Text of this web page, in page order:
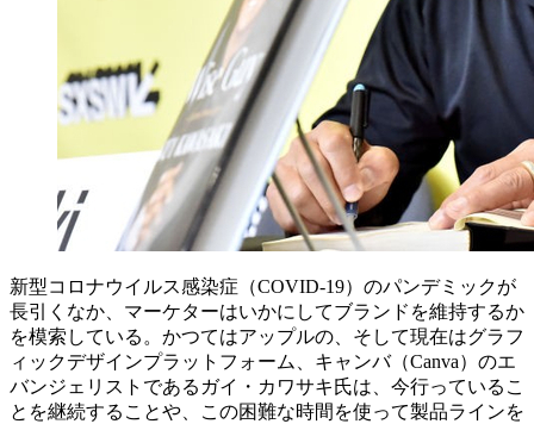
新型コロナウイルス感染症（COVID-19）のパンデミックが
長引くなか、マーケターはいかにしてブランドを維持するか
を模索している。かつてはアップルの、そして現在はグラフ
ィックデザインプラットフォーム、キャンバ（Canva）のエ
バンジェリストであるガイ・カワサキ氏は、今行っているこ
とを継続することや、この困難な時間を使って製品ラインを